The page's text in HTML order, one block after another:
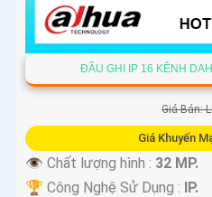
ĐẦU GHI IP 16 KÊNH
Giá Bán:
Giá Khuyến
👁 Chất lượng hình : 32 MP.
🏆 Công Nghệ Sử Dụng : IP.